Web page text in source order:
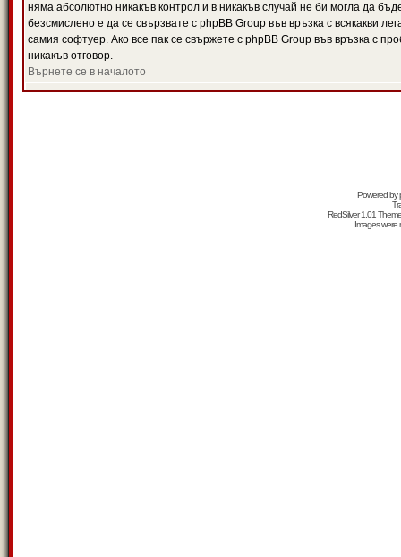
няма абсолютно никакъв контрол и в никакъв случай не би могла да
безсмислено е да се свързвате с phpBB Group във връзка с всякакви
самия софтуер. Ако все пак се свържете с phpBB Group във връзка с
никакъв отговор.
Върнете се в началото
Powered by
RedSilver 1.01
Images were